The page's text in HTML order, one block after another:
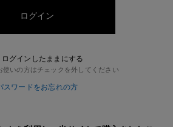
ログインしたままにする
使いの方はチェックを外してください
スワードをお忘れの方